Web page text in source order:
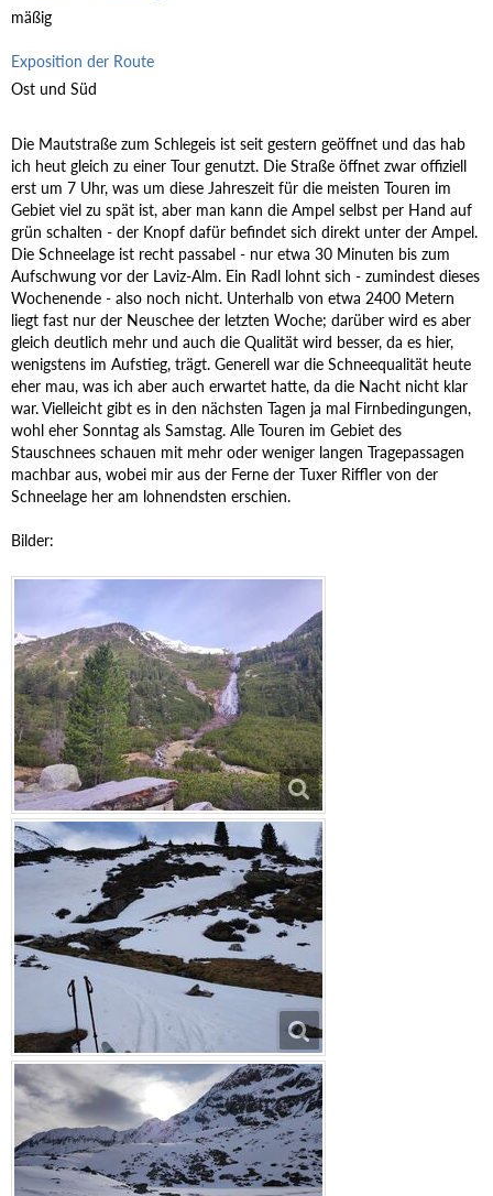
mäßig
Exposition der Route
Ost und Süd
Die Mautstraße zum Schlegeis ist seit gestern geöffnet und das hab
ich heut gleich zu einer Tour genutzt. Die Straße öffnet zwar offiziell
erst um 7 Uhr, was um diese Jahreszeit für die meisten Touren im
Gebiet viel zu spät ist, aber man kann die Ampel selbst per Hand auf
grün schalten - der Knopf dafür befindet sich direkt unter der Ampel.
Die Schneelage ist recht passabel - nur etwa 30 Minuten bis zum
Aufschwung vor der Laviz-Alm. Ein Radl lohnt sich - zumindest dieses
Wochenende - also noch nicht. Unterhalb von etwa 2400 Metern
liegt fast nur der Neuschee der letzten Woche; darüber wird es aber
gleich deutlich mehr und auch die Qualität wird besser, da es hier,
wenigstens im Aufstieg, trägt. Generell war die Schneequalität heute
eher mau, was ich aber auch erwartet hatte, da die Nacht nicht klar
war. Vielleicht gibt es in den nächsten Tagen ja mal Firnbedingungen,
wohl eher Sonntag als Samstag. Alle Touren im Gebiet des
Stauschnees schauen mit mehr oder weniger langen Tragepassagen
machbar aus, wobei mir aus der Ferne der Tuxer Riffler von der
Schneelage her am lohnendsten erschien.
Bilder: